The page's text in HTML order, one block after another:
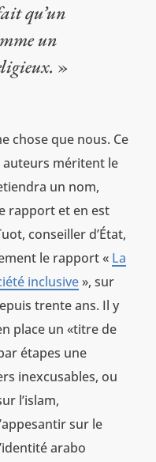
qu’un
un
»
chose que nous. Ce
méritent le
un nom,
rapport et en est
conseiller d’État,
le rapport « La
inclusive», sur
trente ans. Il y
place un «titre de
étapes une
inexcusables, ou
l’islam,
sur le
arabo